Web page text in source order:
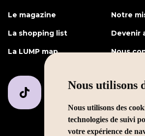
Nous utilisons
Nous utilisons des
technologies de suivi
votre expérience de
Le magazine Notre
La shopping list Devenir
La LUMP map Nous